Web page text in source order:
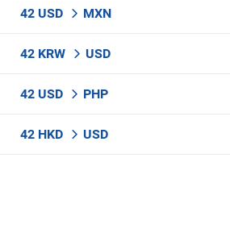
42 USD MXN
42 KRW USD
42 USD PHP
42 HKD USD